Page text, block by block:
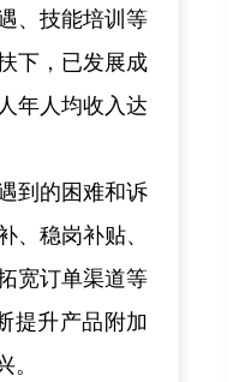
、技能培训等
下，已发展成
年人均收入达
到的困难和诉
、稳岗补贴、
宽订单渠道等
提升产品附加